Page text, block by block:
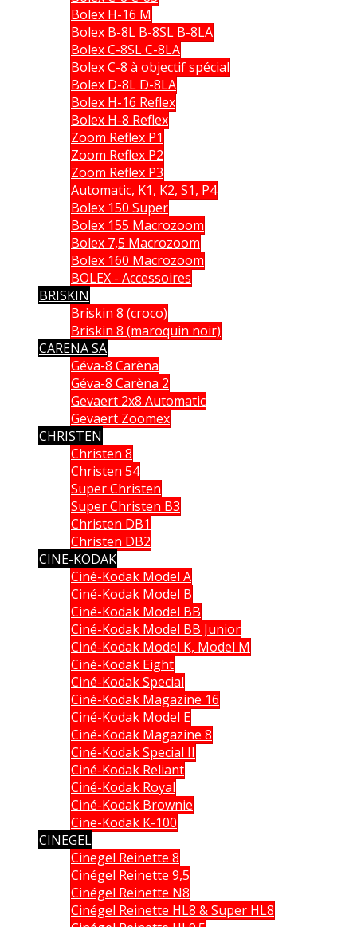
Bolex H-16 M
Bolex B-8L B-8SL B-8LA
Bolex C-8SL C-8LA
Bolex C-8 à objectif spécial
Bolex D-8L D-8LA
Bolex H-16 Reflex
Bolex H-8 Reflex
Zoom Reflex P1
Zoom Reflex P2
Zoom Reflex P3
Automatic, K1, K2, S1, P4
Bolex 150 Super
Bolex 155 Macrozoom
Bolex 7,5 Macrozoom
Bolex 160 Macrozoom
BOLEX - Accessoires
BRISKIN
Briskin 8 (croco)
Briskin 8 (maroquin noir)
CARENA SA
Géva-8 Carèna
Géva-8 Carèna 2
Gevaert 2x8 Automatic
Gevaert Zoomex
CHRISTEN
Christen 8
Christen 54
Super Christen
Super Christen B3
Christen DB1
Christen DB2
CINE-KODAK
Ciné-Kodak Model A
Ciné-Kodak Model B
Ciné-Kodak Model BB
Ciné-Kodak Model BB Junior
Ciné-Kodak Model K, Model M
Ciné-Kodak Eight
Ciné-Kodak Special
Ciné-Kodak Magazine 16
Ciné-Kodak Model E
Ciné-Kodak Magazine 8
Ciné-Kodak Special II
Ciné-Kodak Reliant
Ciné-Kodak Royal
Ciné-Kodak Brownie
Cine-Kodak K-100
CINEGEL
Cinegel Reinette 8
Cinégel Reinette 9,5
Cinégel Reinette N8
Cinégel Reinette HL8 & Super HL8